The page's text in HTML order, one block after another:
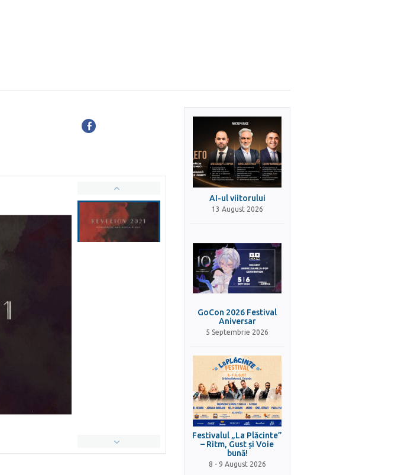
AI-ul viitorului
13 August 2026
GoCon 2026 Festival
Aniversar
5 Septembrie 2026
Festivalul „La Plăcinte”
– Ritm, Gust și Voie
bună!
8 - 9 August 2026